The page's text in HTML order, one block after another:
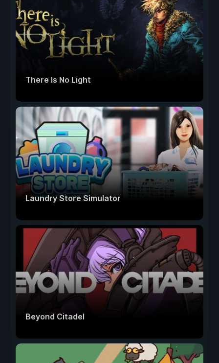
There Is No Light
Laundry Store Simulator
Beyond Citadel